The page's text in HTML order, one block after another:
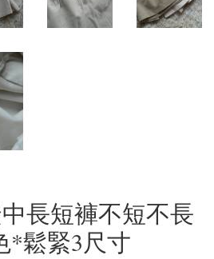
長短褲不短不長
*鬆緊3尺寸